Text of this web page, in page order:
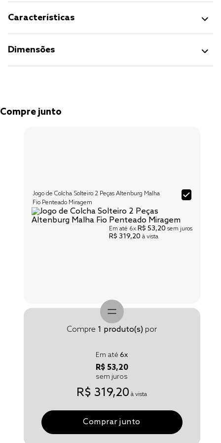
Características
Dimensões
Compre junto
Jogo de Colcha Solteiro 2 Peças Altenburg Malha
Fio Penteado Miragem
Em até 6x R$ 53,20 sem juros
R$ 319,20 à vista
Compre 1 produto(s) por
Em até 6x
R$ 53,20
sem juros
R$ 319,20 à vista
Comprar junto